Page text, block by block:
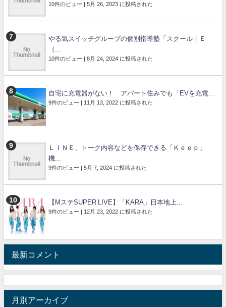
10件のビュー | 5月 26, 2023 に投稿された
やる気スイッチグループの個別指導塾「スクールＩＥ
（...
10件のビュー | 8月 24, 2024 に投稿された
自宅に充電器がない！ アパート住みでも「EVを充電...
9件のビュー | 11月 13, 2022 に投稿された
ＬＩＮＥ、トーク内容などを保存できる「Ｋｅｅｐ」
機...
9件のビュー | 5月 7, 2024 に投稿された
【MステSUPER LIVE】「KARA」日本地上...
9件のビュー | 12月 23, 2022 に投稿された
最新コメント
月別アーカイブ